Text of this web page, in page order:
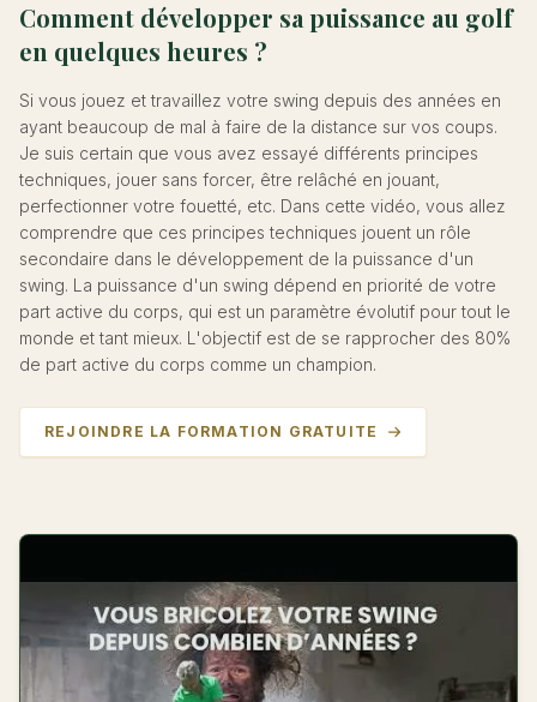
Comment développer sa puissance au golf
en quelques heures ?
Si vous jouez et travaillez votre swing depuis des années en
ayant beaucoup de mal à faire de la distance sur vos coups.
Je suis certain que vous avez essayé différents principes
techniques, jouer sans forcer, être relâché en jouant,
perfectionner votre fouetté, etc. Dans cette vidéo, vous allez
comprendre que ces principes techniques jouent un rôle
secondaire dans le développement de la puissance d'un
swing. La puissance d'un swing dépend en priorité de votre
part active du corps, qui est un paramètre évolutif pour tout le
monde et tant mieux. L'objectif est de se rapprocher des 80%
de part active du corps comme un champion.
REJOINDRE LA FORMATION GRATUITE